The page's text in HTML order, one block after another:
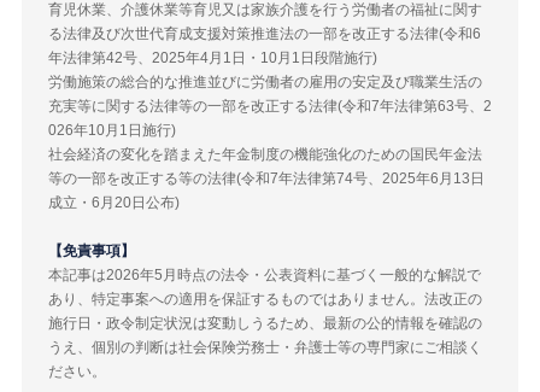
育児休業、介護休業等育児又は家族介護を行う労働者の福祉に関す
る法律及び次世代育成支援対策推進法の一部を改正する法律(令和6
年法律第42号、2025年4月1日・10月1日段階施行)
労働施策の総合的な推進並びに労働者の雇用の安定及び職業生活の
充実等に関する法律等の一部を改正する法律(令和7年法律第63号、2
026年10月1日施行)
社会経済の変化を踏まえた年金制度の機能強化のための国民年金法
等の一部を改正する等の法律(令和7年法律第74号、2025年6月13日
成立・6月20日公布)
【免責事項】
本記事は2026年5月時点の法令・公表資料に基づく一般的な解説で
あり、特定事案への適用を保証するものではありません。法改正の
施行日・政令制定状況は変動しうるため、最新の公的情報を確認の
うえ、個別の判断は社会保険労務士・弁護士等の専門家にご相談く
ださい。